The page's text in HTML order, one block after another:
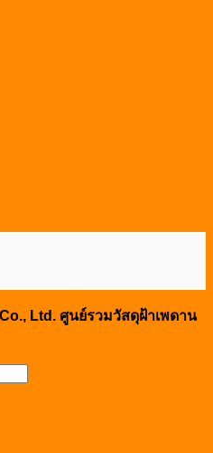
Ltd. ศูนย์รวมวัสดุฝ้าเพดาน